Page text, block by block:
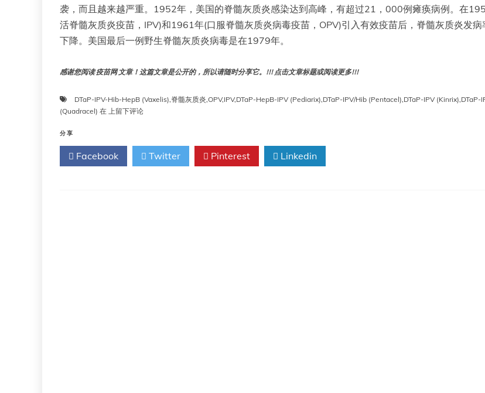
袭，而且越来越严重。1952年，美国的脊髓灰质炎感染达到高峰，有超过21，000例瘫痪病例。在
活脊髓灰质炎疫苗，IPV)和1961年(口服脊髓灰质炎病毒疫苗，OPV)引入有效疫苗后，脊髓灰质炎发病
下降。美国最后一例野生脊髓灰质炎病毒是在1979年。
感谢您阅读 疫苗网 文章！这篇文章是公开的，所以请随时分享它。!!! 点击文章标题或阅读更多!!!
DTaP-IPV-Hib-HepB (Vaxelis),脊髓灰质炎,OPV,IPV,DTaP-HepB-IPV (Pediarix),DTaP-IPV/Hib (Pentacel),DTaP-IPV (Kinrix),DTaP-
(Quadracel) 在 第
章：
脊
髓
上留下评论
分享
Facebook Twitter Pinterest Linkedin